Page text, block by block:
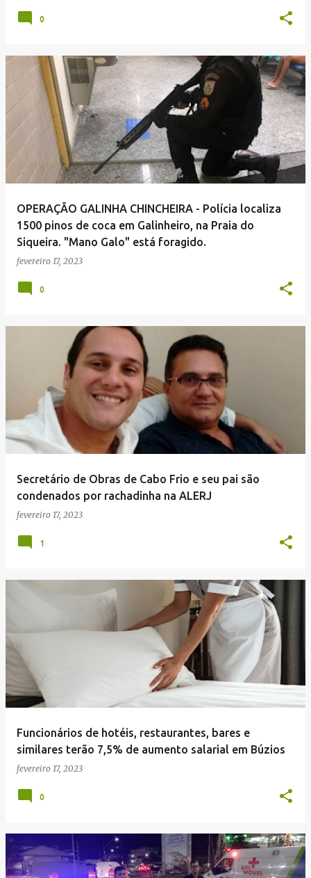
0
OPERAÇÃO GALINHA CHINCHEIRA - Polícia localiza
1500 pinos de coca em Galinheiro, na Praia do
Siqueira. "Mano Galo" está foragido.
fevereiro 17, 2023
0
Secretário de Obras de Cabo Frio e seu pai são
condenados por rachadinha na ALERJ
fevereiro 17, 2023
1
Funcionários de hotéis, restaurantes, bares e
similares terão 7,5% de aumento salarial em Búzios
fevereiro 17, 2023
0